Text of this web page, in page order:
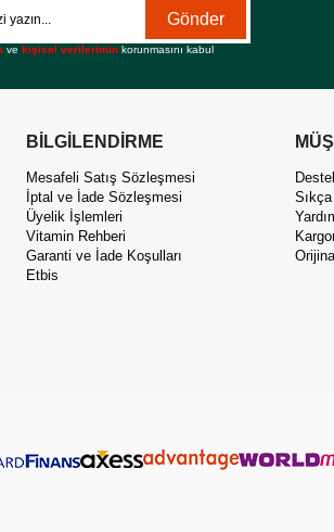
Gönder
vekişisel verilerimin korunmasını kabul
BİLGİLENDİRME
Mesafeli Satış Sözleşmesi
İptal ve İade Sözleşmesi
Üyelik İşlemleri
Vitamin Rehberi
Garanti ve İade Koşulları
Etbis